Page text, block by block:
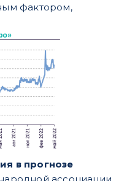
фактором,
в прогнозе